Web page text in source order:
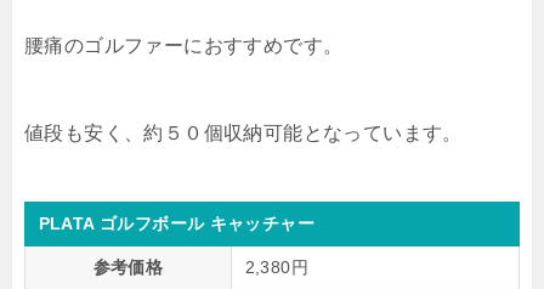
腰痛のゴルファーにおすすめです。
値段も安く、約５０個収納可能となっています。
PLATA ゴルフボール キャッチャー
参考価格 2,380円